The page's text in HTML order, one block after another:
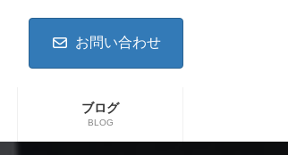
お問い合わせ
ブログ
BLOG